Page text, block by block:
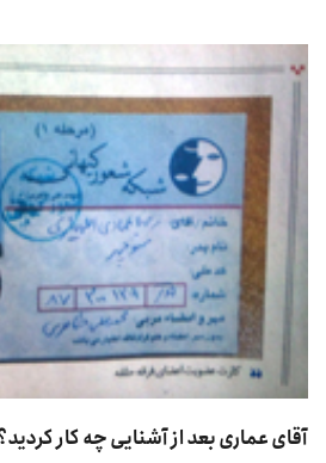
آقای عماری بعد از آشنایی چه کار